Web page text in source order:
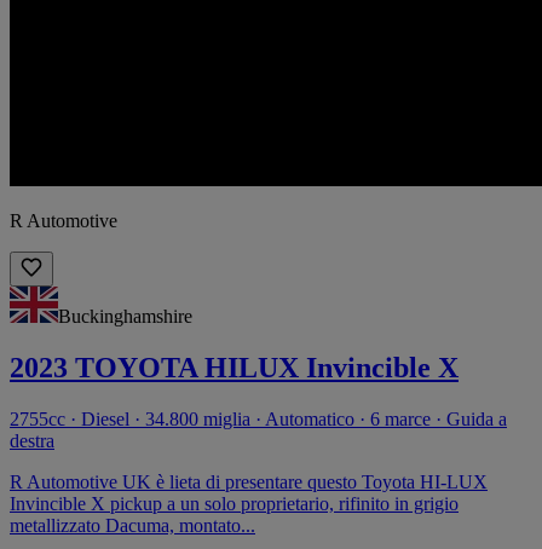
R Automotive
Buckinghamshire
2023 TOYOTA HILUX Invincible X
2755cc · Diesel · 34.800 miglia · Automatico · 6 marce · Guida a
destra
R Automotive UK è lieta di presentare questo Toyota HI-LUX
Invincible X pickup a un solo proprietario, rifinito in grigio
metallizzato Dacuma, montato...